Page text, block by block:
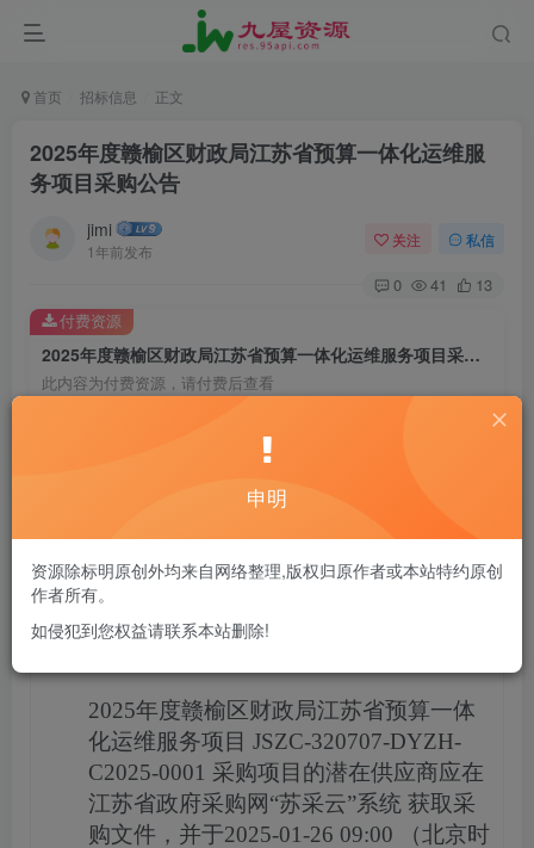
首页 招标信息 正文
2025年度赣榆区财政局江苏省预算一体化运维服
务项目采购公告
jimi
1年前发布
关注 私信
0 41 13
2025年度赣榆区财政局江苏省预算一体化运维服务项目采购公告
此内容为付费资源，请付费后查看
20
您当前未登录！建议登陆后购买，可保存购买订单
付费资源
2025年度赣榆区财政局江苏省预算一体
化运维服务项目 JSZC-320707-DYZH-
C2025-0001 采购项目的潜在供应商应在
江苏省政府采购网“苏采云”系统 获取采
购文件，并于2025-01-26 09:00 （北京时
申明
资源除标明原创外均来自网络整理,版权归原作者或本站特约原创
作者所有。
如侵犯到您权益请联系本站删除!